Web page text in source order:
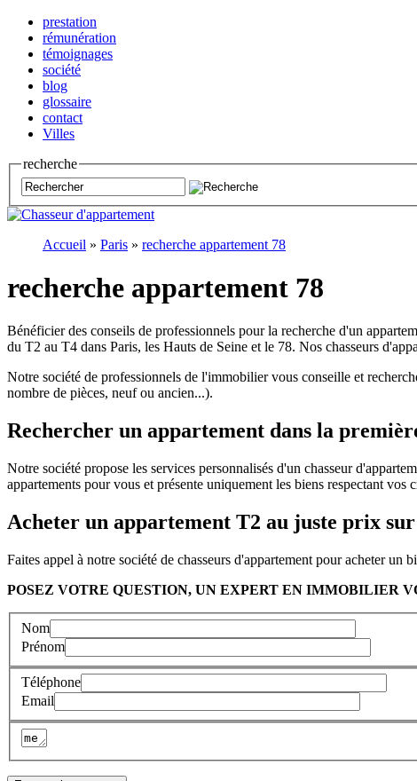
prestation
rémunération
témoignages
société
blog
glossaire
contact
Villes
recherche
Accueil » Paris » recherche appartement 78
recherche appartement 78
Bénéficier des conseils de professionnels pour la recherche d'un
du T2 au T4 dans Paris, les Hauts de Seine et le 78. Nos chasseurs
Notre société de professionnels de l'immobilier vous conseille et
nombre de pièces, neuf ou ancien...).
Rechercher un appartement dans la
Notre société propose les services personnalisés d'un chasseur
appartements pour vous et présente uniquement les biens respectant vos
Acheter un appartement T2 au juste prix
Faites appel à notre société de chasseurs d'appartement pour acheter
POSEZ VOTRE QUESTION, UN EXPERT EN IMMOBILIER
Nom
Prénom
Téléphone
Email